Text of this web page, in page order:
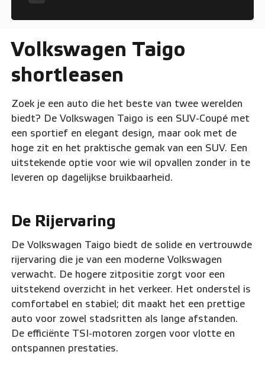
Volkswagen Taigo
shortleasen
Zoek je een auto die het beste van twee werelden
biedt? De Volkswagen Taigo is een SUV-Coupé met
een sportief en elegant design, maar ook met de
hoge zit en het praktische gemak van een SUV. Een
uitstekende optie voor wie wil opvallen zonder in te
leveren op dagelijkse bruikbaarheid.
De Rijervaring
De Volkswagen Taigo biedt de solide en vertrouwde
rijervaring die je van een moderne Volkswagen
verwacht. De hogere zitpositie zorgt voor een
uitstekend overzicht in het verkeer. Het onderstel is
comfortabel en stabiel; dit maakt het een prettige
auto voor zowel stadsritten als lange afstanden.
De efficiënte TSI-motoren zorgen voor vlotte en
ontspannen prestaties.